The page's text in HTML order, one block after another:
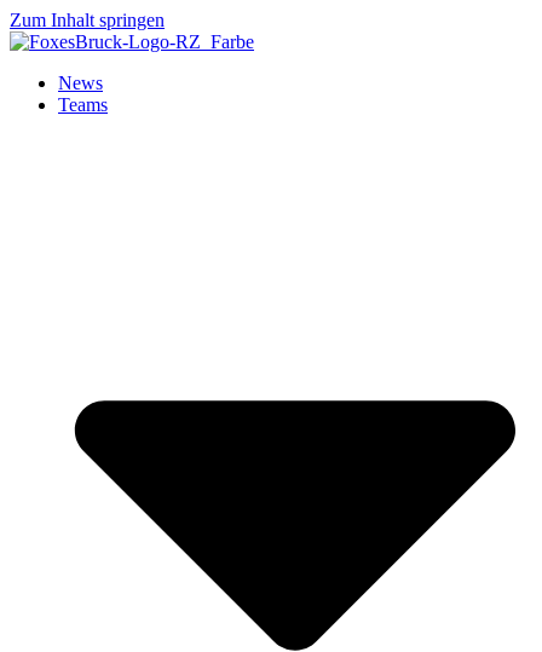
Zum Inhalt springen
News
Teams